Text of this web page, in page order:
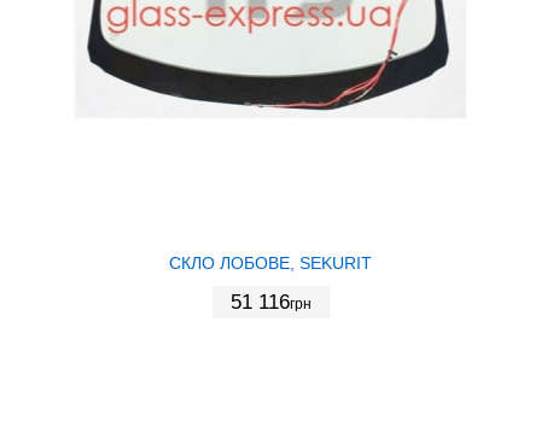
СКЛО ЛОБОВЕ, SEKURIT
51 116грн